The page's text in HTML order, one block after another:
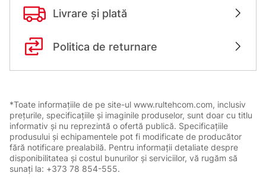
Livrare și plată
Politica de returnare
*Toate informațiile de pe site-ul www.rultehcom.com, inclusiv
prețurile, specificațiile și imaginile produselor, sunt doar cu titlu
informativ și nu reprezintă o ofertă publică. Specificațiile
produsului și echipamentele pot fi modificate de producător
fără notificare prealabilă. Pentru informații detaliate despre
disponibilitatea și costul bunurilor și serviciilor, vă rugăm să
sunați la: +373 78 854-555.